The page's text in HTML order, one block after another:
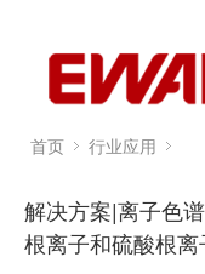
首页 行业应用
解决方案|离子色
根离子和硫酸根离